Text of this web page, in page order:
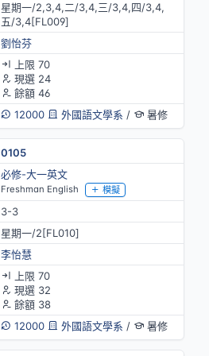
星期一/2,3,4,二/3,4,三/3,4,四/3,4,
五/3,4[FL009]
劉怡芬
上限 70
現選 24
餘額 46
12000
外國語文學系 / 暑修
0105
必修-大一英文
Freshman English 模擬
3-3
星期一/2[FL010]
李怡慧
上限 70
現選 32
餘額 38
12000
外國語文學系 / 暑修